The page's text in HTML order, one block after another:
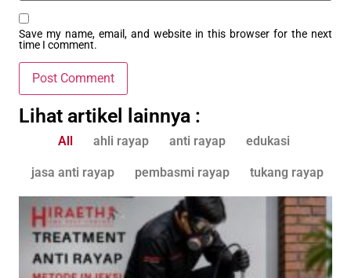
Save my name, email, and website in this browser for the next
time I comment.
Lihat artikel lainnya :
All ahli rayap anti rayap edukasi
jasa anti rayap pembasmi rayap tukang rayap